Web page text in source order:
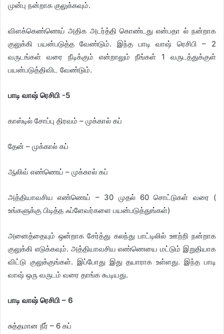
முன்பு நன்றாக குலுக்கவும்.
விளக்கெண்ணெய் அதிக அடர்த்தி கொண்டது என்பதா ல் நன்றாக
குலுக்கி பயன்படுத்த வேண்டும். இந்த பாடி வாஷ் ரெசிபி – 2
வருடங்கள் வரை நீடிக்கும் என்றாலும் நீங்கள் 1 வருடத்துக்குள்
பயன்படுத்திவிட வேண்டும்.
​பாடி வாஷ் ரெசிபி -5
காஸ்டில் சோப்பு திரவம் – முக்கால் கப்
தேன் – முக்கால் கப்
ஆலிவ் எண்ணெய் – முக்கால் கப்
அத்தியாவசிய எண்ணெய் – 30 முதல் 60 சொட்டுகள் வரை (
உங்களுக்கு பிடித்த ஃப்ளேவர்களை பயன்படுத்துங்கள்)
அனைத்தையும் ஒன்றாக சேர்த்து கலந்து பாட்டிலில் ஊற்றி நன்றாக
குலுக்கி எடுக்கவும். அத்தியாவசிய எண்ணெயை மட்டும் இறுதியாக
விட்டு குலுக்குங்கள். இப்போது இது தயாராக உள்ளது. இந்த பாடி
வாஷ் ஒரு வருடம் வரை தாங்க கூடியது.
​பாடி வாஷ் ரெசிபி – 6
சுத்தமான நீர் – 6 கப்